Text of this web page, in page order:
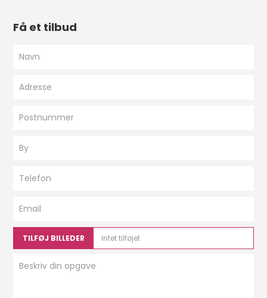
Få et tilbud
TILFØJ BILLEDER Intet tilføjet